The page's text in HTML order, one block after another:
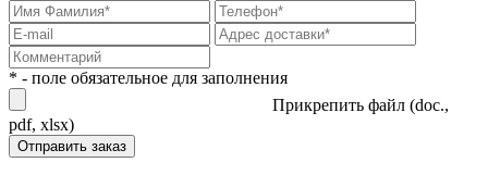
* - поле обязательное для заполнения
Прикрепить файл (doc.,
pdf, xlsx)